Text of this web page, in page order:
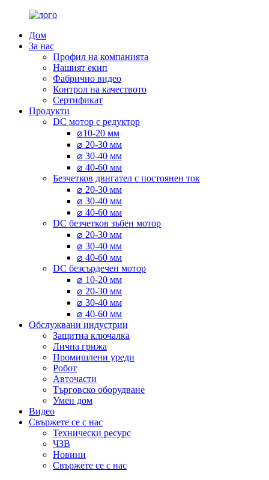
Дом
За нас
Профил на компанията
Нашият екип
Фабрично видео
Контрол на качеството
Сертификат
Продукти
DC мотор с редуктор
⌀10-20 мм
⌀ 20-30 мм
⌀ 30-40 мм
⌀ 40-60 мм
Безчетков двигател с постоянен ток
⌀ 20-30 мм
⌀ 30-40 мм
⌀ 40-60 мм
DC безчетков зъбен мотор
⌀ 20-30 мм
⌀ 30-40 мм
⌀ 40-60 мм
DC безсърдечен мотор
⌀ 10-20 мм
⌀ 20-30 мм
⌀ 30-40 мм
⌀ 40-60 мм
Обслужвани индустрии
Защитна ключалка
Лична грижа
Промишлени уреди
Робот
Авточасти
Търговско оборудване
Умен дом
Видео
Свържете се с нас
Технически ресурс
ЧЗВ
Новини
Свържете се с нас